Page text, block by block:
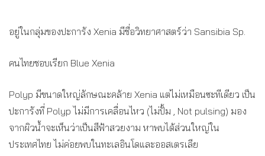
อยู่ในกลุ่มของปะการัง Xenia มีชื่อวิทยาศาสตร์ว่า Sansibia Sp.
คนไทยชอบเรียก Blue Xenia
Polyp มีขนาดใหญ่ลักษณะคล้าย Xenia แต่ไม่เหมือนซะทีเดียว เป็น
ปะการังที่ Polyp ไม่มีการเคลื่อนไหว (ไม่ปั้ม , Not pulsing) มอง
จากผิวน้ำจะเห็นว่าเป็นสีฟ้าสวยงาม หาพบได้ส่วนใหญ่ใน
ประเทศไทย ไม่ค่อยพบในทะเลอินโดและออสเตรเลีย